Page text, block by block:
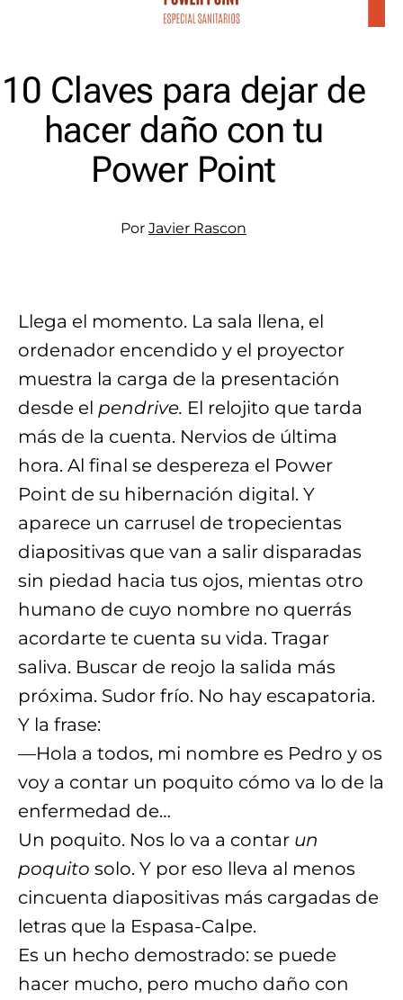
10 Claves para dejar de
hacer daño con tu
Power Point
Por Javier Rascon
Llega el momento. La sala llena, el
ordenador encendido y el proyector
muestra la carga de la presentación
desde el pendrive. El relojito que tarda
más de la cuenta. Nervios de última
hora. Al final se despereza el Power
Point de su hibernación digital. Y
aparece un carrusel de tropecientas
diapositivas que van a salir disparadas
sin piedad hacia tus ojos, mientas otro
humano de cuyo nombre no querrás
acordarte te cuenta su vida. Tragar
saliva. Buscar de reojo la salida más
próxima. Sudor frío. No hay escapatoria.
Y la frase:
—Hola a todos, mi nombre es Pedro y os
voy a contar un poquito cómo va lo de la
enfermedad de…
Un poquito. Nos lo va a contar un
poquito solo. Y por eso lleva al menos
cincuenta diapositivas más cargadas de
letras que la Espasa-Calpe.
Es un hecho demostrado: se puede
hacer mucho, pero mucho daño con